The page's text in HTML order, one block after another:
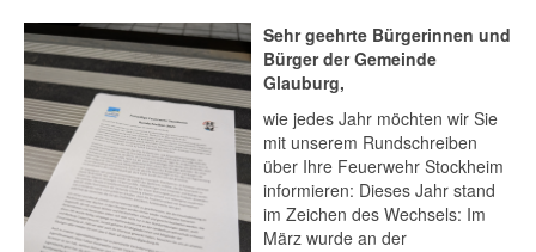
Sehr geehrte Bürgerinnen und
Bürger der Gemeinde
Glauburg,
wie jedes Jahr möchten wir Sie
mit unserem Rundschreiben
über Ihre Feuerwehr Stockheim
informieren: Dieses Jahr stand
im Zeichen des Wechsels: Im
März wurde an der